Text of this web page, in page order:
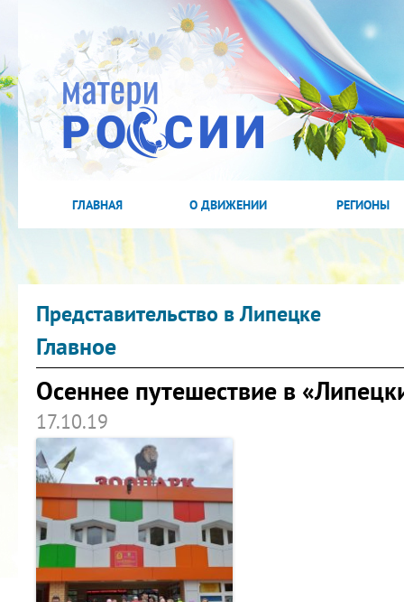
ГЛАВНАЯ О ДВИЖЕНИИ РЕГИОНЫ
Представительство в Липецке
Главное
Осеннее путешествие в
17.10.19